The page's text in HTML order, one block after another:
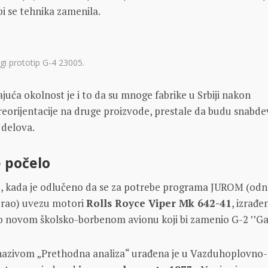
se tehnika zamenila.
prototip G-4 23005.
okolnost je i to da su mnoge fabrike u Srbiji nakon
na druge proizvode, prestale da budu
počelo
kada je odlučeno da se za potrebe programa JUROM
uvezu motoriRolls Royce Viper Mk 642-41,
školsko-borbenom avionu koji bi zamenio G-2
„Prethodna analiza“ urađena je u Vazduhoplovno-